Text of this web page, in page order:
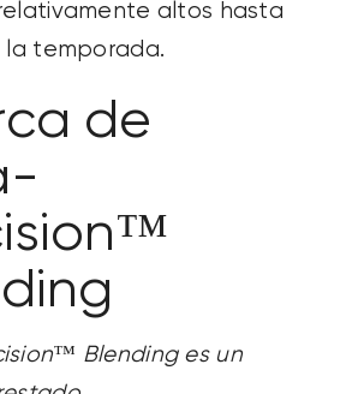
altos hasta
la temporada.
de
Blending es un